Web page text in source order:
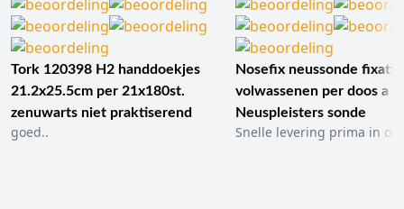
Tork 120398 H2 handdoekjes
21.2x25.5cm per 21x180st.
zenuwarts niet praktiserend
goed..
Nosefix neussonde
volwassenen per doos a
Neuspleisters sonde
Snelle levering prima in